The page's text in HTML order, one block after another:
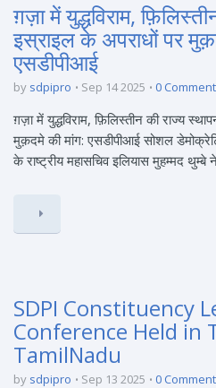
ग़ज़ा में युद्धविराम,
इस्राइल के अपराधों पर
एसडीपीआई
by sdpipro Sep 14 2025 0
ग़ज़ा में युद्धविराम, फ़िलिस्तीन की राज्य
मुक़दमे की मांग: एसडीपीआई सोशल
के राष्ट्रीय महासचिव इलियास मुहम्मद थुम्बे
SDPI Constituency
Conference Held in
TamilNadu
by sdpipro Sep 13 2025 0